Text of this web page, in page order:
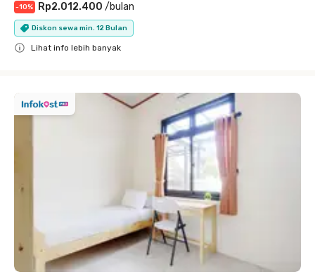
-10% Rp2.012.400 /bulan
Diskon sewa min. 12 Bulan
Lihat info lebih banyak